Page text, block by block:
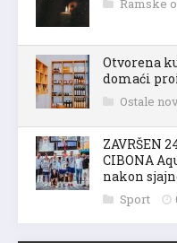
Otvorena
domaći
Ostale
ZAVRŠEN
CIBONA
nakon
Sport